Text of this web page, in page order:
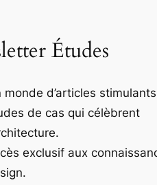
Études
monde d’articles
de cas qui célèbrent
exclusif aux